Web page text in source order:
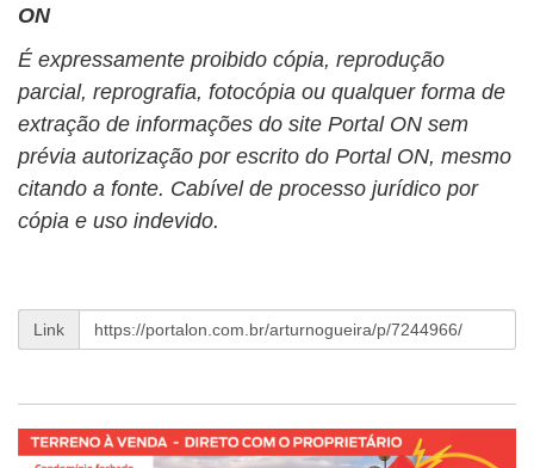
ON
É expressamente proibido cópia, reprodução
parcial, reprografia, fotocópia ou qualquer forma de
extração de informações do site Portal ON sem
prévia autorização por escrito do Portal ON, mesmo
citando a fonte. Cabível de processo jurídico por
cópia e uso indevido.
Link